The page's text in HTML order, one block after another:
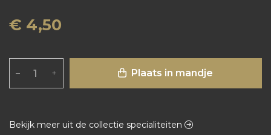
€ 4,50
– + Plaats in mandje
Bekijk meer uit de collectie specialiteiten